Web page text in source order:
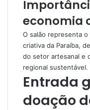
economia
O salão representa
criativa da Paraíba,
do setor artesanal e
regional sustentável.
Entrada
doação